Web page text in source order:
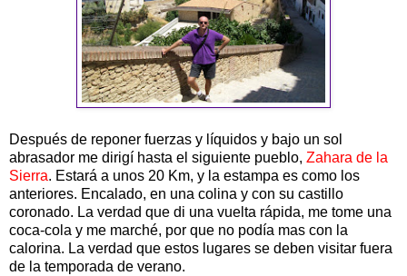
Después de reponer fuerzas y líquidos y bajo un sol
abrasador me dirigí hasta el siguiente pueblo, Zahara de la
Sierra. Estará a unos 20 Km, y la estampa es como los
anteriores. Encalado, en una colina y con su castillo
coronado. La verdad que di una vuelta rápida, me tome una
coca-cola y me marché, por que no podía mas con la
calorina. La verdad que estos lugares se deben visitar fuera
de la temporada de verano.